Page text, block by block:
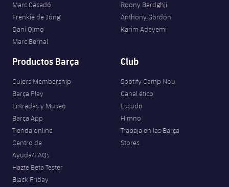
Marc Casadó
Frenkie de Jong
Dani Olmo
Marc Bernal
Roony Bardghji
Anthony Gordon
Karim Adeyemi
Productos Barça
Culers Membership
Barça Play
Entradas y Museo
Barça App
Tienda online
Centro de
Ayuda/FAQs
Hazte Beta Tester
Black Friday
Club
Spotify Camp Nou
Canal ético
Escudo
Himno
Trabaja en las Barça
Stores